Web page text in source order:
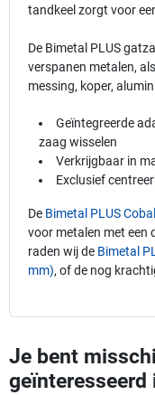
tandkeel zorgt voor
De Bimetal PLUS
verspanen metalen,
messing, koper,
Geïntegreerde
zaag wisselen
Verkrijgbaar in
Exclusief
De Bimetal PLUS
voor metalen met een
raden wij de Bimetal
mm), of de nog
Je bent
geïnteresseerd